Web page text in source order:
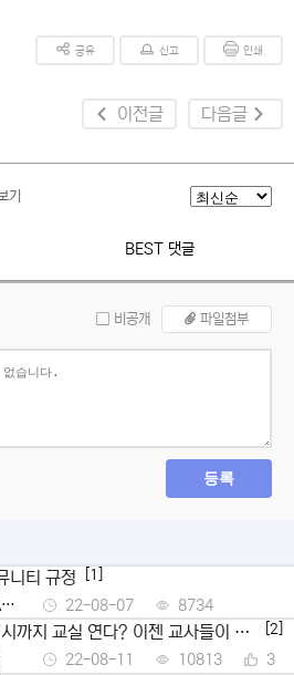
공유 신고 인쇄
이전글 다음글
기
BEST 댓글
비공개 파일첨부
등록
니티 규정 [1]
22-08-07 8734
까지 교실 연다? 이젠 교사들이 뿔
[2]
22-08-11 10813 3